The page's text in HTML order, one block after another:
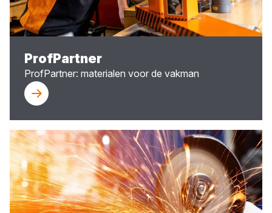
ProfPartner
ProfPartner: materialen voor de vakman